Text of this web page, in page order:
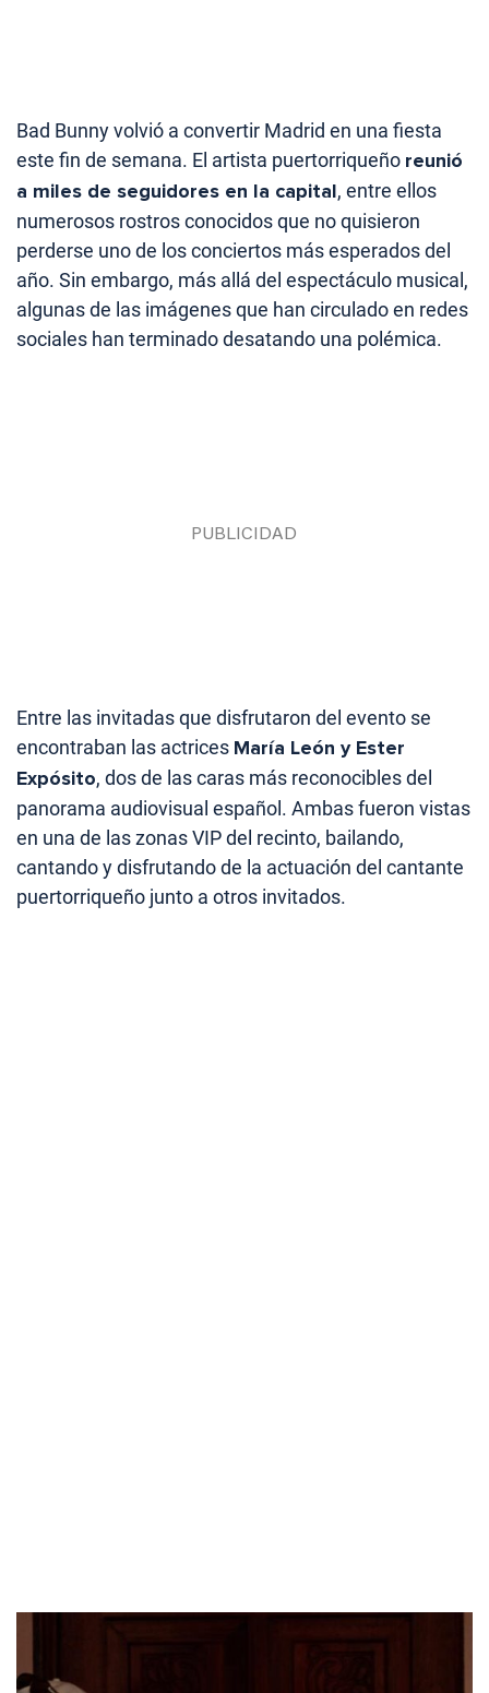
Bad Bunny volvió a convertir Madrid en una fiesta
este fin de semana. El artista puertorriqueño reunió
a miles de seguidores en la capital, entre ellos
numerosos rostros conocidos que no quisieron
perderse uno de los conciertos más esperados del
año. Sin embargo, más allá del espectáculo musical,
algunas de las imágenes que han circulado en redes
sociales han terminado desatando una polémica.
Entre las invitadas que disfrutaron del evento se
encontraban las actrices María León y Ester
Expósito, dos de las caras más reconocibles del
panorama audiovisual español. Ambas fueron vistas
en una de las zonas VIP del recinto, bailando,
cantando y disfrutando de la actuación del cantante
puertorriqueño junto a otros invitados.